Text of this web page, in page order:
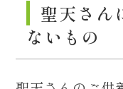
聖天さん
ないもの